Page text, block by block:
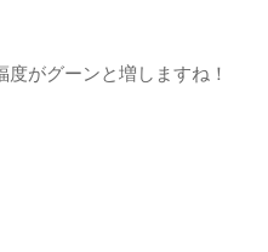
がグーンと増しますね！